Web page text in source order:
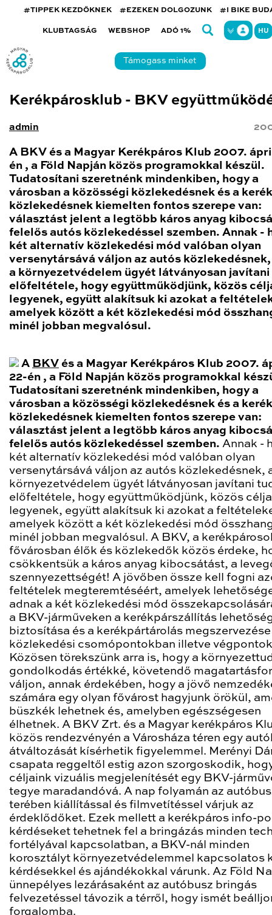
#TIPPEK KEZDŐKNEK #EZEKEN DOLGOZUNK #I BIKE
KLUBTAGSÁG WEBSHOP ADÓ 1% HU
Támogass minket
Kerékpárosklub - BKV
admin
A BKV és a Magyar Kerékpáros Klub 2007.
én , a Föld Napján közös programokkal készül.
Tudatosítani szeretnénk mindenkiben, hogy a
városban a közösségi közlekedésnek és a
közlekedésnek kiemelten fontos szerepe van:
választást jelent a legtöbb káros anyag
felelős autós közlekedéssel szemben. Annak -
két alternatív közlekedési mód valóban olyan
versenytársává váljon az autós
a környezetvédelem ügyét látványosan javítani
előfeltétele, hogy együttműködjünk, közös
legyenek, együtt alakítsuk ki azokat a
amelyek között a két közlekedési mód
minél jobban megvalósul.
A BKV és a Magyar Kerékpáros Klub 2007.
22-én , a Föld Napján közös programokkal
Tudatosítani szeretnénk mindenkiben, hogy a
városban a közösségi közlekedésnek és a
közlekedésnek kiemelten fontos szerepe van:
választást jelent a legtöbb káros anyag
felelős autós közlekedéssel szemben. Annak -
két alternatív közlekedési mód valóban olyan
versenytársává váljon az autós közlekedésnek,
környezetvédelem ügyét látványosan javítani
előfeltétele, hogy együttműködjünk, közös
legyenek, együtt alakítsuk ki azokat a
amelyek között a két közlekedési mód
minél jobban megvalósul. A BKV, a
fővárosban élők és közlekedők közös érdeke,
csökkentsük a káros anyag kibocsátást, a
szennyezettségét! A jövőben össze kell fogni
feltételek megteremtéséért, amelyek
adnak a két közlekedési mód
a BKV-járműveken a kerékpárszállítás
biztosítása és a kerékpártárolás
közlekedési csomópontokban illetve
Közösen törekszünk arra is, hogy a
gondolkodás értékké, követendő
váljon, annak érdekében, hogy a jövő
számára egy olyan fővárost hagyjunk örökül,
büszkék lehetnek és, amelyben egészségesen
élhetnek. A BKV Zrt. és a Magyar kerékpáros
közös rendezvényén a Városháza téren egy
átváltozását kísérhetik figyelemmel. Merényi
csapata reggeltől estig azon szorgoskodik,
céljaink vizuális megjelenítését egy BKV-
tegye maradandóvá. A nap folyamán az
terében kiállítással és filmvetítéssel várjuk az
érdeklődőket. Ezek mellett a kerékpáros info-
kérdéseket tehetnek fel a bringázás minden
fortélyával kapcsolatban, a BKV-nál minden
korosztályt környezetvédelemmel kapcsolatos
kérdésekkel és ajándékokkal várunk. Az Föld
ünnepélyes lezárásaként az autóbusz bringás
felvezetéssel távozik a térről, hogy ismét
forgalomba.